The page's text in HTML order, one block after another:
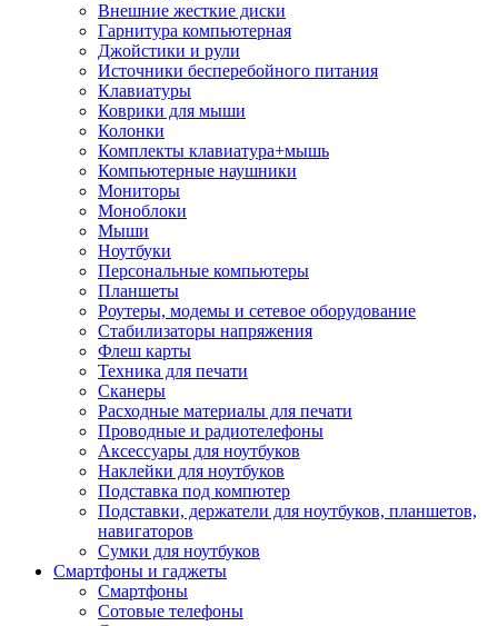
Внешние жесткие диски
Гарнитура компьютерная
Джойстики и рули
Источники бесперебойного питания
Клавиатуры
Коврики для мыши
Колонки
Комплекты клавиатура+мышь
Компьютерные наушники
Мониторы
Моноблоки
Мыши
Ноутбуки
Персональные компьютеры
Планшеты
Роутеры, модемы и сетевое оборудование
Стабилизаторы напряжения
Флеш карты
Техника для печати
Сканеры
Расходные материалы для печати
Проводные и радиотелефоны
Аксессуары для ноутбуков
Наклейки для ноутбуков
Подставка под компютер
Подставки, держатели для ноутбуков, планшетов,
навигаторов
Сумки для ноутбуков
Смартфоны и гаджеты
Смартфоны
Сотовые телефоны